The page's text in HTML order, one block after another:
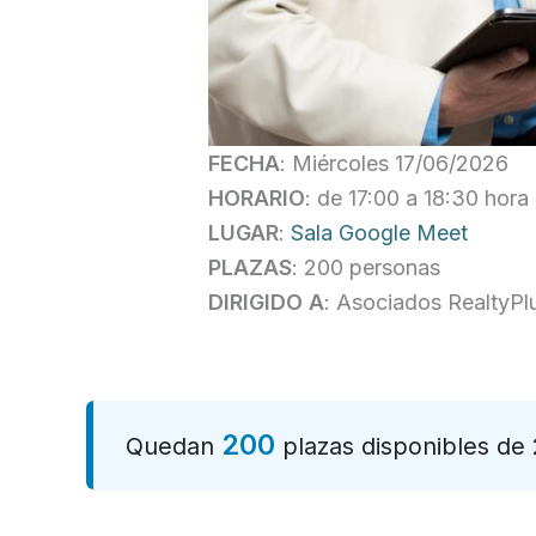
FECHA: Miércoles 17/06/2026
HORARIO: de 17:00 a 18:30
LUGAR: Sala Google Meet
PLAZAS: 200 personas
DIRIGIDO A: Asociados
Quedan 200 plazas disponibles de